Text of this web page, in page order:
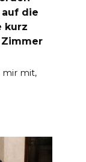
die
kurz
mir mit,